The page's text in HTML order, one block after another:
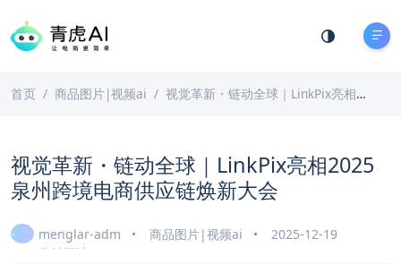
首页 商品图片|视频ai 视觉革新・链动全球｜LinkPix亮相2025泉州跨境电商供应链焕新大会
视觉革新・链动全球｜LinkPix亮相2025
泉州跨境电商供应链焕新大会
menglar-adm 商品图片|视频ai
2025-12-19
3 分钟阅读